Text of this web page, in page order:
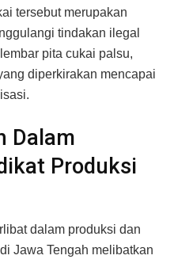
tersebut merupakan
tindakan ilegal
pita cukai palsu,
diperkirakan mencapai
Dalam
Produksi
dalam produksi dan
Jawa Tengah melibatkan